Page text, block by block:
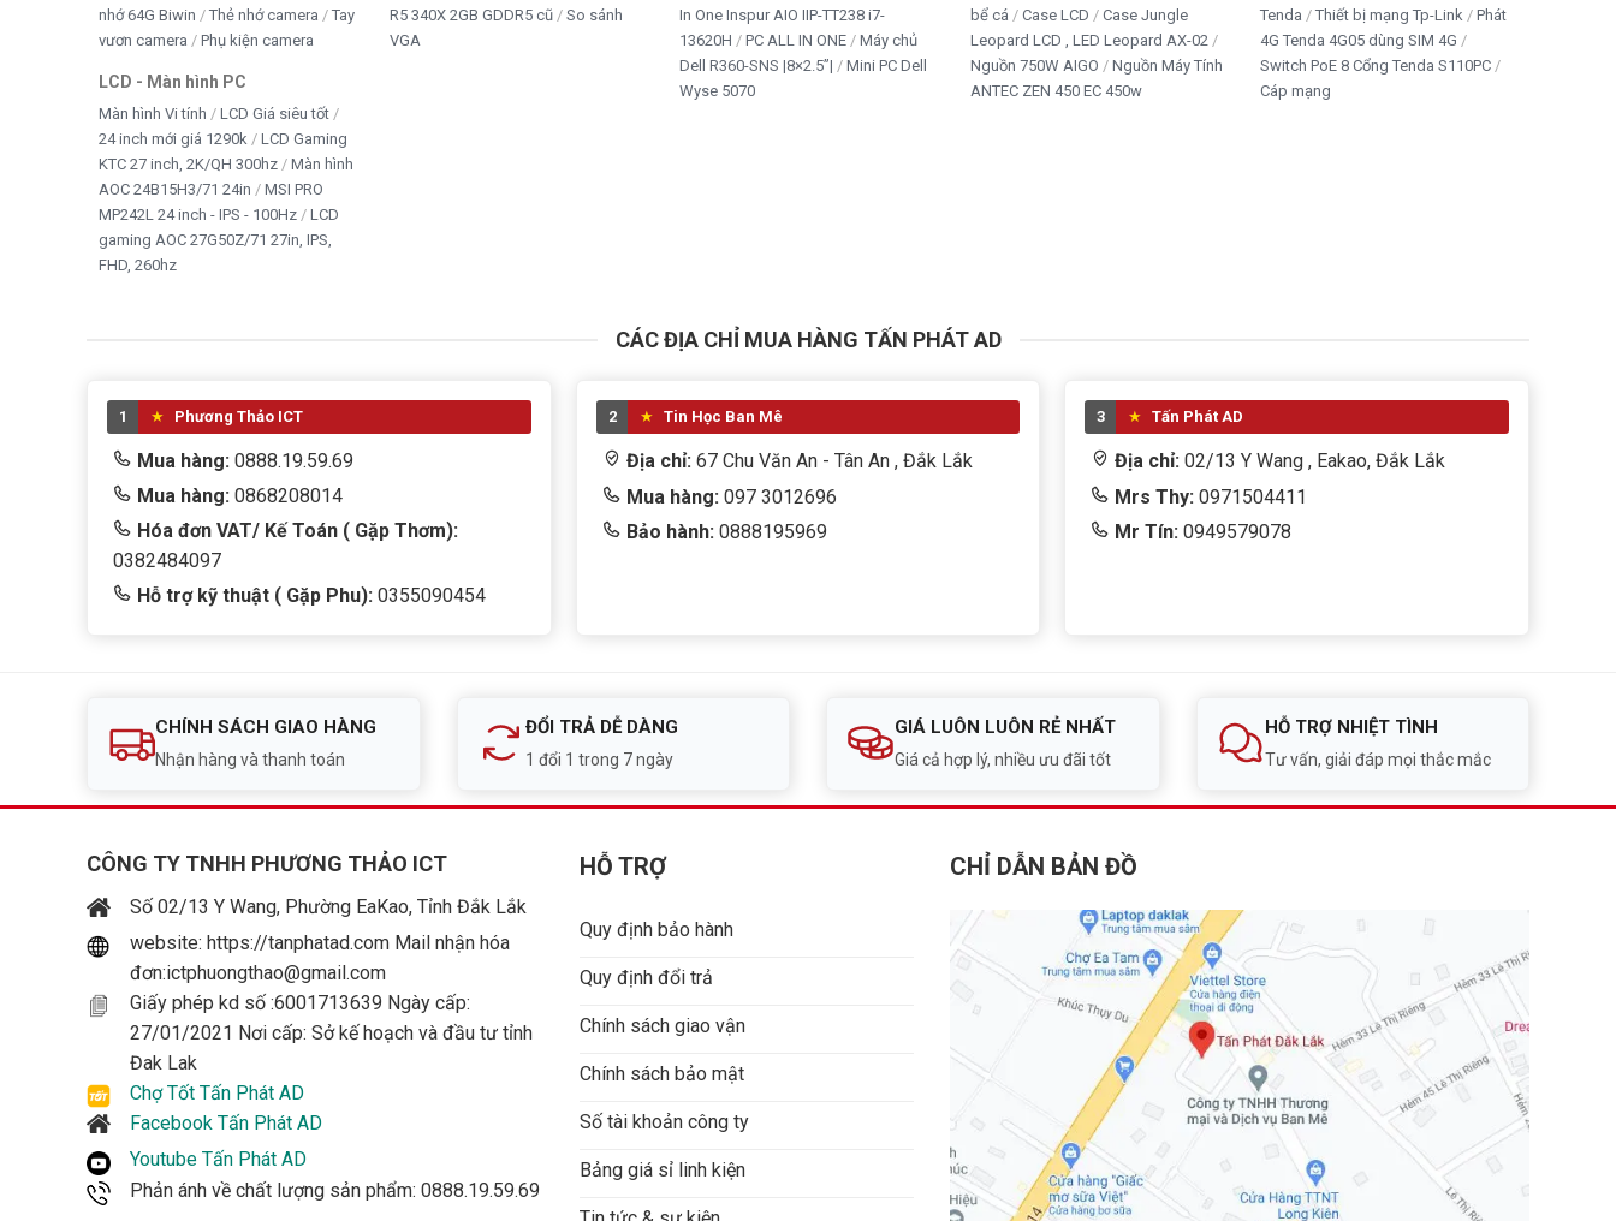
nhớ 64G Biwin
Thẻ nhớ camera
Tay
vươn camera
Phụ kiện camera
LCD - Màn hình PC
Màn hình Vi tính
LCD Giá siêu tốt
24 inch mới giá 1290k
LCD Gaming
KTC 27 inch, 2K/QH 300hz
Màn hình
AOC 24B15H3/71 24in
MSI PRO
MP242L 24 inch - IPS - 100Hz
LCD
gaming AOC 27G50Z/71 27in, IPS,
FHD, 260hz
R5 340X 2GB GDDR5 cũ
So sánh
VGA
In One Inspur AIO IIP-TT238 i7-
13620H
PC ALL IN ONE
Máy chủ
Dell R360-SNS |8×2.5”|
Mini PC Dell
Wyse 5070
bể cá
Case LCD
Case Jungle
Leopard LCD , LED Leopard AX-02
Nguồn 750W AIGO
Nguồn Máy Tính
ANTEC ZEN 450 EC 450w
Tenda
Thiết bị mạng Tp-Link
Phát
4G Tenda 4G05 dùng SIM 4G
Switch PoE 8 Cổng Tenda S110PC
Cáp mạng
CÁC ĐỊA CHỈ MUA HÀNG TẤN PHÁT AD
1 Phương Thảo ICT
Mua hàng: 0888.19.59.69
Mua hàng: 0868208014
Hóa đơn VAT/ Kế Toán ( Gặp Thơm):
0382484097
Hỗ trợ kỹ thuật ( Gặp Phu): 0355090454
2 Tin Học Ban Mê
Địa chỉ: 67 Chu Văn An - Tân An , Đắk Lắk
Mua hàng: 097 3012696
Bảo hành: 0888195969
3 Tấn Phát AD
Địa chỉ:02/13 Y Wang , Eakao, Đắk Lắk
Mrs Thy: 0971504411
Mr Tín: 0949579078
CHÍNH SÁCH GIAO HÀNG
Nhận hàng và thanh toán
ĐỔI TRẢ DỄ DÀNG
1 đổi 1 trong 7 ngày
GIÁ LUÔN LUÔN RẺ NHẤT
Giá cả hợp lý, nhiều ưu đãi tốt
HỖ TRỢ NHIỆT TÌNH
Tư vấn, giải đáp mọi thắc mắc
CÔNG TY TNHH PHƯƠNG THẢO ICT
Số 02/13 Y Wang, Phường EaKao, Tỉnh Đắk Lắk
website: https://tanphatad.com Mail nhận hóa
đơn:ictphuongthao@gmail.com
Giấy phép kd số :6001713639 Ngày cấp:
27/01/2021 Nơi cấp: Sở kế hoạch và đầu tư tỉnh
Đak Lak
Chợ Tốt Tấn Phát AD
Facebook Tấn Phát AD
Youtube Tấn Phát AD
Phản ánh về chất lượng sản phẩm: 0888.19.59.69
HỖ TRỢ
Quy định bảo hành
Quy định đổi trả
Chính sách giao vận
Chính sách bảo mật
Số tài khoản công ty
Bảng giá sỉ linh kiện
CHỈ DẪN BẢN ĐỒ